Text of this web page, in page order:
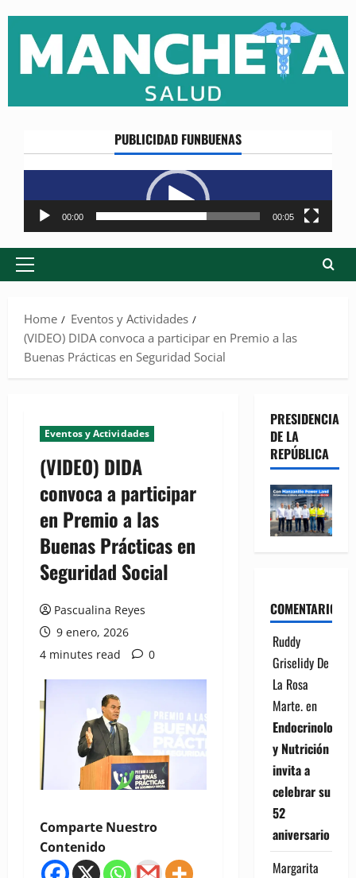
content
PUBLICIDAD FUNBUENAS
Reproductor
de
vídeo
00:00 00:05
Primary
Home
Eventos y Actividades
(VIDEO) DIDA convoca a participar en Premio a las
Buenas Prácticas en Seguridad Social
Eventos y Actividades
(VIDEO) DIDA
convoca a participar
en Premio a las
Buenas Prácticas en
Seguridad Social
Pascualina Reyes
9 enero, 2026
4 minutes read
0
Comparte Nuestro
Contenido
PRESIDENCIA
DE LA
REPÚBLICA
COMENTARIOS
Ruddy
Griselidy De
La Rosa
Marte.en
Endocrinología
y Nutrición
invita a
celebrar su
52
aniversario
Margarita